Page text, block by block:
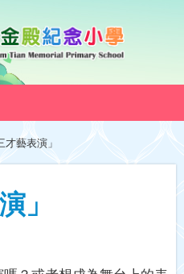
才藝表演」
」